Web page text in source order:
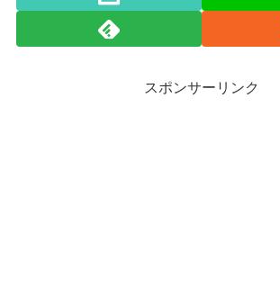
スポンサーリンク